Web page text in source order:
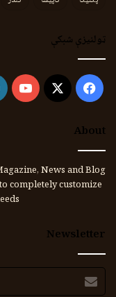
ټولنیزې شبکې
Facebook
X
About
News and Blog
completely customize
Newsletter
برېښنالیک
پته